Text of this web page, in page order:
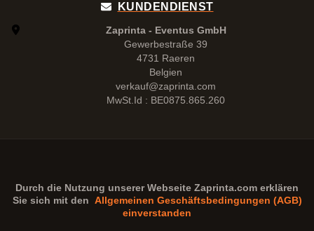
KUNDENDIENST
Zaprinta - Eventus GmbH
Gewerbestraße 39
4731 Raeren
Belgien
verkauf@zaprinta.com
MwSt.Id : BE0875.865.260
Durch die Nutzung unserer Webseite Zaprinta.com erklären
Sie sich mit den Allgemeinen Geschäftsbedingungen (AGB)
einverstanden